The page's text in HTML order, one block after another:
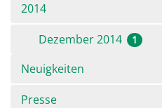
2014
Dezember 2014
1
Navigation
überspringen
Neuigkeiten
Presse